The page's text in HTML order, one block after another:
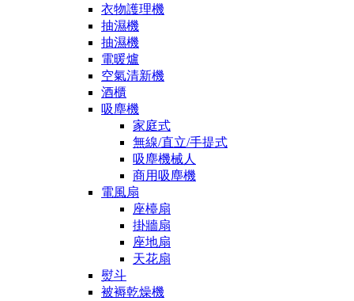
衣物護理機
抽濕機
抽濕機
電暖爐
空氣清新機
酒櫃
吸塵機
家庭式
無線/直立/手提式
吸塵機械人
商用吸塵機
電風扇
座檯扇
掛牆扇
座地扇
天花扇
熨斗
被褥乾燥機